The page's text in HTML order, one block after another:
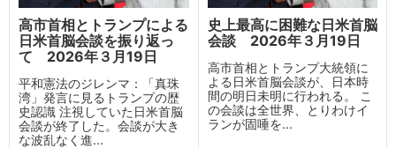
高市首相とトランプによる
日米首脳会談を振り返っ
て 2026年３月19日
平和憲法のジレンマ：「真珠
湾」発言に見るトランプの歴
史認識 注視していた日米首脳
会談が終了した。会談が大き
な波乱なく進...
史上最高に困難な日米首脳
会談 2026年３月19日
高市首相とトランプ大統領に
よる日米首脳会談が、日本時
間の明日未明に行われる。 こ
の会談は全世界、とりわけイ
ランが固唾を...